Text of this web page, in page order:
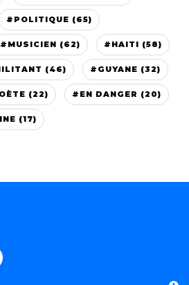
#POLITIQUE (65)
#MUSICIEN (62) #HAITI (58)
(46) #GUYANE (32)
(22) #EN DANGER (20)
(17)